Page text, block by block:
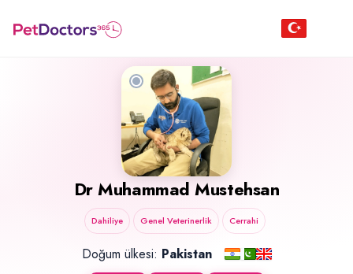
Dr Muhammad Mustehsan
Dahiliye Genel Veterinerlik Cerrahi
Doğum ülkesi: Pakistan